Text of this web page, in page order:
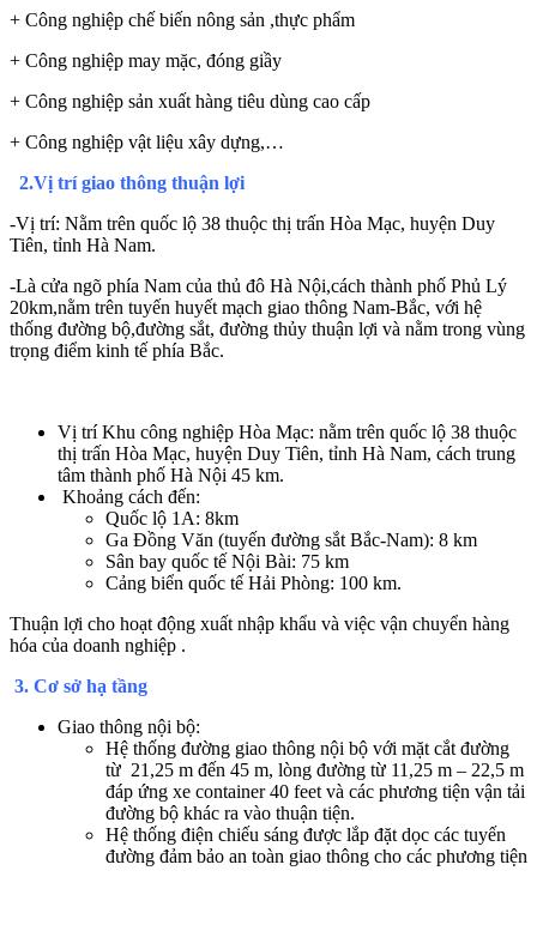
+ Công nghiệp chế biến nông sản ,thực phẩm
+ Công nghiệp may mặc, đóng giầy
+ Công nghiệp sản xuất hàng tiêu dùng cao cấp
+ Công nghiệp vật liệu xây dựng,…
2.Vị trí giao thông thuận lợi
-Vị trí: Nằm trên quốc lộ 38 thuộc thị trấn Hòa Mạc, huyện Duy
Tiên, tỉnh Hà Nam.
-Là cửa ngõ phía Nam của thủ đô Hà Nội,cách thành phố Phủ Lý
20km,nằm trên tuyến huyết mạch giao thông Nam-Bắc, với hệ
thống đường bộ,đường sắt, đường thủy thuận lợi và nằm trong vùng
trọng điểm kinh tế phía Bắc.
Vị trí Khu công nghiệp Hòa Mạc: nằm trên quốc lộ 38 thuộc
thị trấn Hòa Mạc, huyện Duy Tiên, tỉnh Hà Nam, cách trung
tâm thành phố Hà Nội 45 km.
Khoảng cách đến:
Quốc lộ 1A: 8km
Ga Đồng Văn (tuyến đường sắt Bắc-Nam): 8 km
Sân bay quốc tế Nội Bài: 75 km
Cảng biển quốc tế Hải Phòng: 100 km.
Thuận lợi cho hoạt động xuất nhập khẩu và việc vận chuyển hàng
hóa của doanh nghiệp .
3. Cơ sở hạ tầng
Giao thông nội bộ:
Hệ thống đường giao thông nội bộ với mặt cắt đường
từ 21,25 m đến 45 m, lòng đường từ 11,25 m – 22,5 m
đáp ứng xe container 40 feet và các phương tiện vận tải
đường bộ khác ra vào thuận tiện.
Hệ thống điện chiếu sáng được lắp đặt dọc các tuyến
đường đảm bảo an toàn giao thông cho các phương tiện